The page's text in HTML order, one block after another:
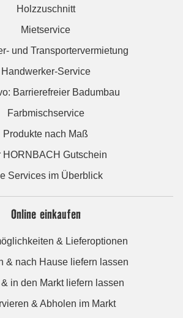
Holzzuschnitt
Mietservice
und Transportervermietung
Handwerker-Service
Barrierefreier Badumbau
Farbmischservice
Produkte nach Maß
HORNBACH Gutschein
Services im Überblick
Online einkaufen
& Lieferoptionen
& nach Hause liefern lassen
in den Markt liefern lassen
& Abholen im Markt